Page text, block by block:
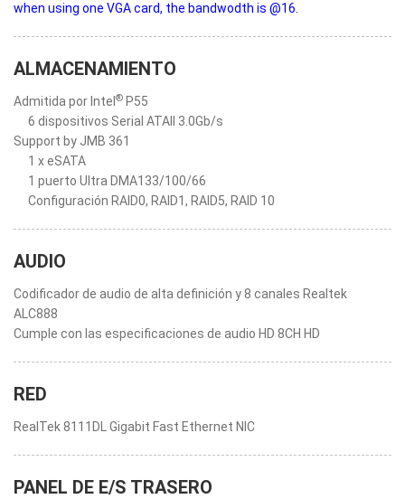
when using one VGA card, the bandwodth is @16.
ALMACENAMIENTO
Admitida por Intel ® P55
6 dispositivos Serial ATAII 3.0Gb/s
Support by JMB 361
1 x eSATA
1 puerto Ultra DMA133/100/66
Configuración RAID0, RAID1, RAID5, RAID 10
AUDIO
Codificador de audio de alta definición y 8 canales Realtek
ALC888
Cumple con las especificaciones de audio HD 8CH HD
RED
RealTek 8111DL Gigabit Fast Ethernet NIC
PANEL DE E/S TRASERO